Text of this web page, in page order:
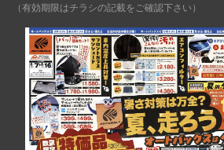
（有効期限はチラシの記載をご確認下さい）